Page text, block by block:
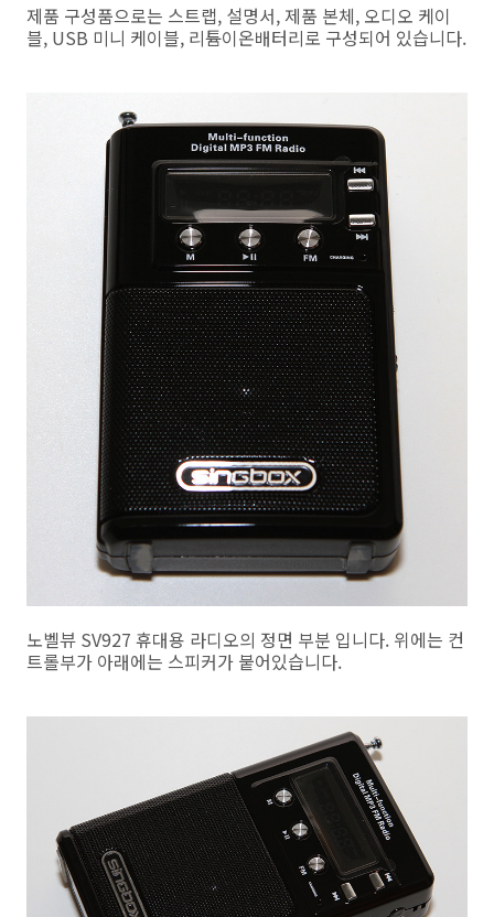
제품 구성품으로는 스트랩, 설명서, 제품 본체, 오디오 케이
블, USB 미니 케이블, 리튬이온배터리로 구성되어 있습니다.
노벨뷰 SV927 휴대용 라디오의 정면 부분 입니다. 위에는 컨
트롤부가 아래에는 스피커가 붙어있습니다.